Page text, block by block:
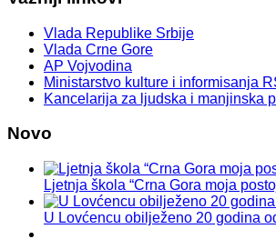
Vlada Republike Srbije
Vlada Crne Gore
AP Vojvodina
Ministarstvo kulture i informisanja
Kancelarija za ljudska i manjinska
Novo
Ljetnja škola “Crna Gora moja
U Lovćencu obilježeno 20 godina